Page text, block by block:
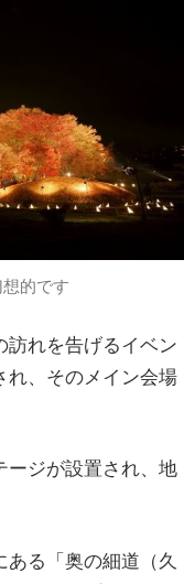
的です
訪れを告げるイベン
れ、そのメイン会場
ージが設置され、地
る「奥の細道（久